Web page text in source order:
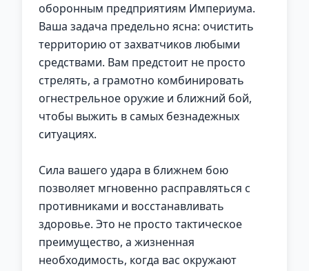
оборонным предприятиям Империума.
Ваша задача предельно ясна: очистить
территорию от захватчиков любыми
средствами. Вам предстоит не просто
стрелять, а грамотно комбинировать
огнестрельное оружие и ближний бой,
чтобы выжить в самых безнадежных
ситуациях.
Сила вашего удара в ближнем бою
позволяет мгновенно расправляться с
противниками и восстанавливать
здоровье. Это не просто тактическое
преимущество, а жизненная
необходимость, когда вас окружают